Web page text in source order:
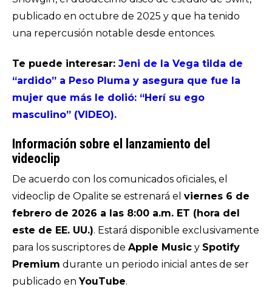
publicado en octubre de 2025 y que ha tenido
una repercusión notable desde entonces.
Te puede interesar: Jeni de la Vega tilda de
“ardido” a Peso Pluma y asegura que fue la
mujer que más le dolió: “Herí su ego
masculino” (VIDEO).
Información sobre el lanzamiento del
videoclip
De acuerdo con los comunicados oficiales, el
videoclip de Opalite se estrenará el viernes 6 de
febrero de 2026 a las 8:00 a.m. ET (hora del
este de EE. UU.). Estará disponible exclusivamente
para los suscriptores de Apple Music y Spotify
Premium durante un periodo inicial antes de ser
publicado enYouTube.